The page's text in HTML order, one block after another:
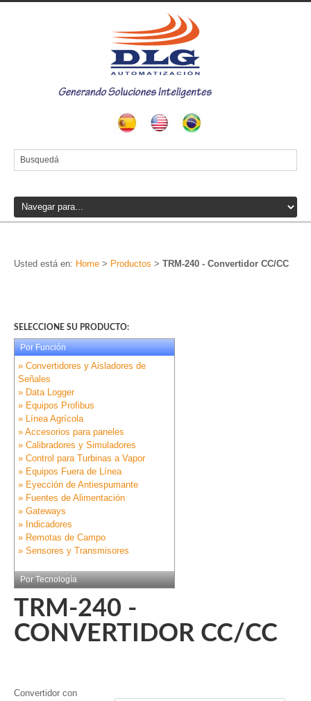
Usted está en: Home > Productos > TRM-240 - Convertidor CC/CC
SELECCIONE SU PRODUCTO:
Por Función
» Convertidores y Aisladores de
Señales
» Data Logger
» Equipos Profibus
» Línea Agrícola
» Accesorios para paneles
» Calibradores y Simuladores
» Control para Turbinas a Vapor
» Equipos Fuera de Línea
» Eyección de Antiespumante
» Fuentes de Alimentación
» Gateways
» Indicadores
» Remotas de Campo
» Sensores y Transmisores
Por Tecnología
TRM-240 -
CONVERTIDOR CC/CC
Convertidor con